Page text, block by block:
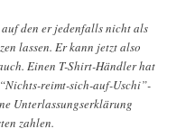
den er jedenfalls nicht als
lassen. Er kann jetzt also
Einen T-Shirt-Händler hat
reimt-sich-auf-Uschi”-
Unterlassungserklärung
zahlen.